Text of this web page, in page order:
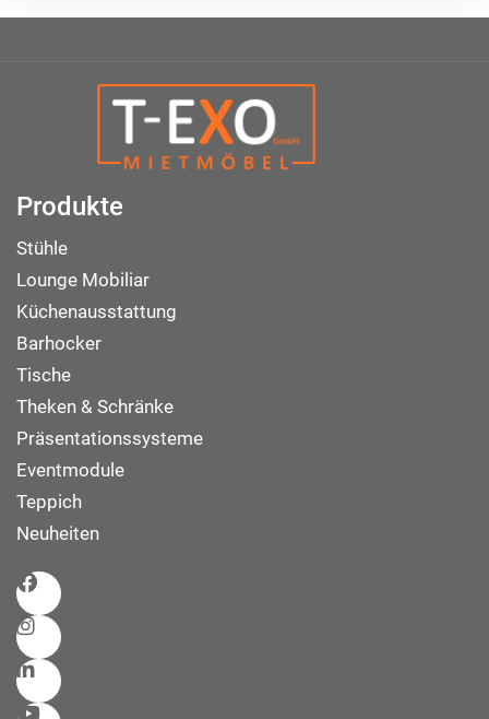
Produkte
Stühle
Lounge Mobiliar
Küchenausstattung
Barhocker
Tische
Theken & Schränke
Präsentationssysteme
Eventmodule
Teppich
Neuheiten